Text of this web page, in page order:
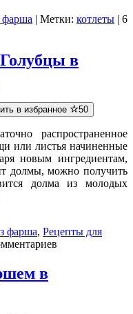
фарша | Метки: котлеты | 6
в
в избранное 50
распространенное
или листья начиненные
новым ингредиентам,
долмы, можно получить
долма из молодых
фарша, Рецепты для
в